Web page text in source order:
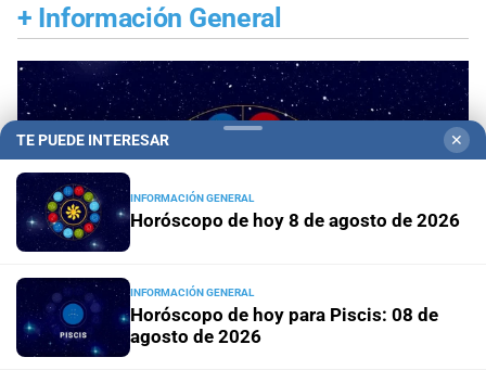
+ Información General
TE PUEDE INTERESAR ✕
INFORMACIÓN GENERAL
Horóscopo de hoy 8 de agosto de 2026
INFORMACIÓN GENERAL
Horóscopo de hoy para Piscis: 08 de
agosto de 2026